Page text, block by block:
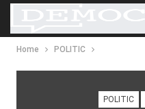
Home POLITIC
POLITIC